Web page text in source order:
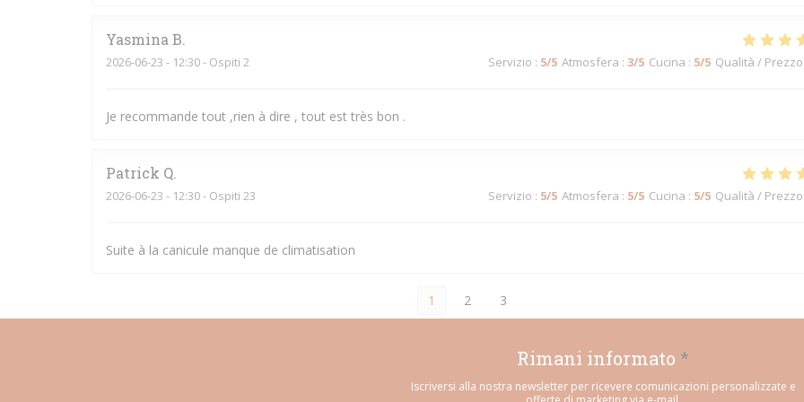
Yasmina B
2026-06-23 - 12:30 - Ospiti 2 Servizio : 5/5 Atmosfera : 3/5 Cucina : 5/5 Qualità / Prezzo
Je recommande tout ,rien à dire , tout est très bon .
Patrick Q
2026-06-23 - 12:30 - Ospiti 23 Servizio : 5/5 Atmosfera : 5/5 Cucina : 5/5 Qualità / Prezzo
Suite à la canicule manque de climatisation
1 2 3
Rimani informato *
Iscriversi alla nostra newsletter per ricevere comunicazioni personalizzate e